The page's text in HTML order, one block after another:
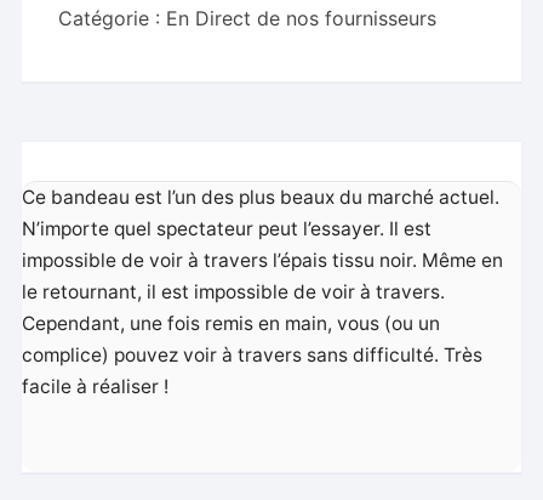
Catégorie : En Direct de nos fournisseurs
Ce bandeau est l’un des plus beaux du marché actuel.
N’importe quel spectateur peut l’essayer. Il est
impossible de voir à travers l’épais tissu noir. Même en
le retournant, il est impossible de voir à travers.
Cependant, une fois remis en main, vous (ou un
complice) pouvez voir à travers sans difficulté. Très
facile à réaliser !